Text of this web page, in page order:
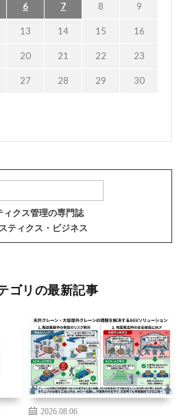
6 7 8 9
13 14 15 16
20 21 22 23
27 28 29 30
ィクス管理の専門誌
ティクス・ビジネス
ゴリの最新記事
2026.08.06